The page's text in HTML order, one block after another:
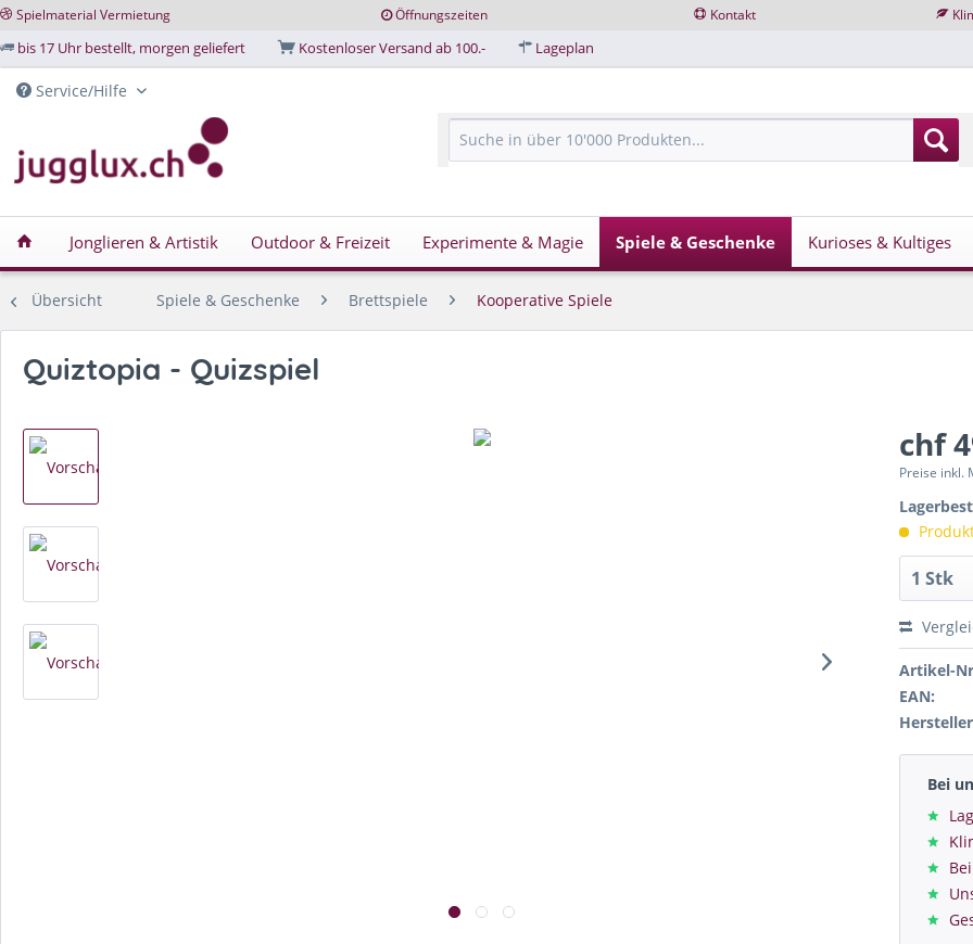
Spielmaterial Vermietung Öffnungszeiten Kontakt
bis 17 Uhr bestellt, morgen geliefert Kostenloser Versand ab 100.- Lageplan
Service/Hilfe
Jonglieren & Artistik Outdoor & Freizeit Experimente & Magie Spiele & Geschenke Kurioses & Kultiges
Übersicht Spiele & Geschenke Brettspiele Kooperative Spiele
Quiztopia - Quizspiel
chf
Preise inkl.
Artikel-
EAN:
Bei